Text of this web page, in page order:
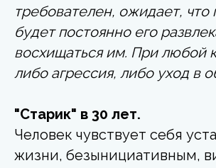
требователен, ожидает, что
будет постоянно его
восхищаться им. При любой
либо агрессия, либо уход в
"Старик" в 30 лет.
Человек чувствует себя
жизни, безынициативным,